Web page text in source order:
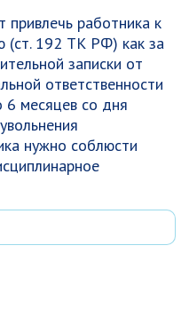
работника к
(ст. 192 ТК РФ) как за
записки от
ответственности
месяцев со дня
нужно соблюсти